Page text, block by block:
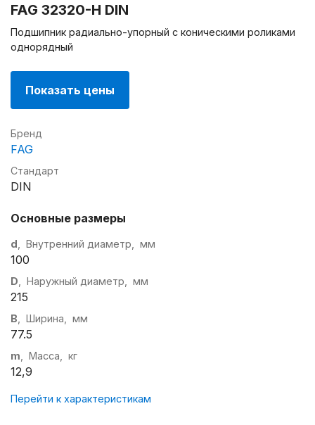
FAG 32320-H DIN
Подшипник радиально-упорный с коническими роликами
однорядный
Показать цены
Бренд
FAG
Стандарт
DIN
Основные размеры
d , Внутренний диаметр, мм
100
D , Наружный диаметр, мм
215
B , Ширина, мм
77.5
m , Масса, кг
12,9
Перейти к характеристикам